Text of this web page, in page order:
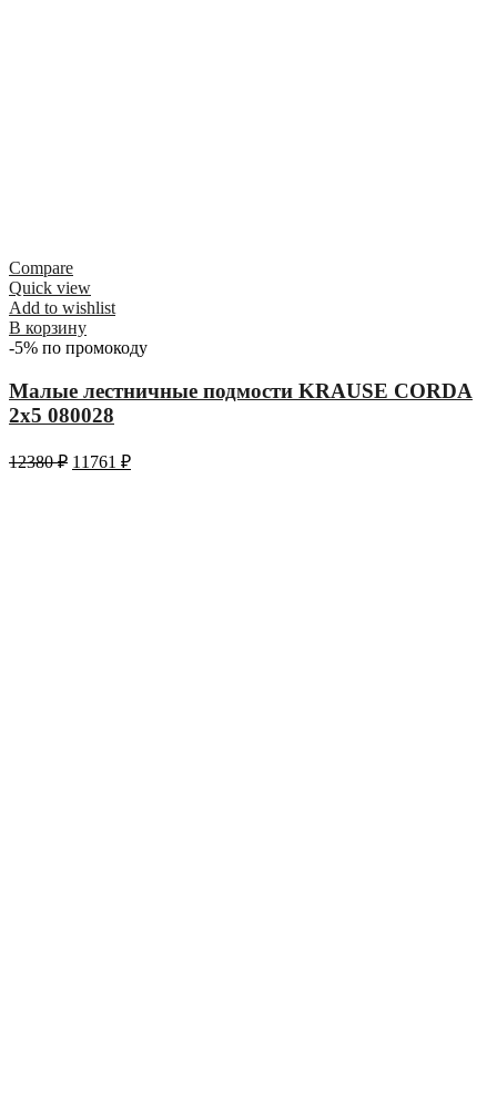
Compare
Quick view
Add to wishlist
В корзину
-5% по промокоду
Малые лестничные подмости KRAUSE CORDA
2х5 080028
12380₽ 11761 ₽